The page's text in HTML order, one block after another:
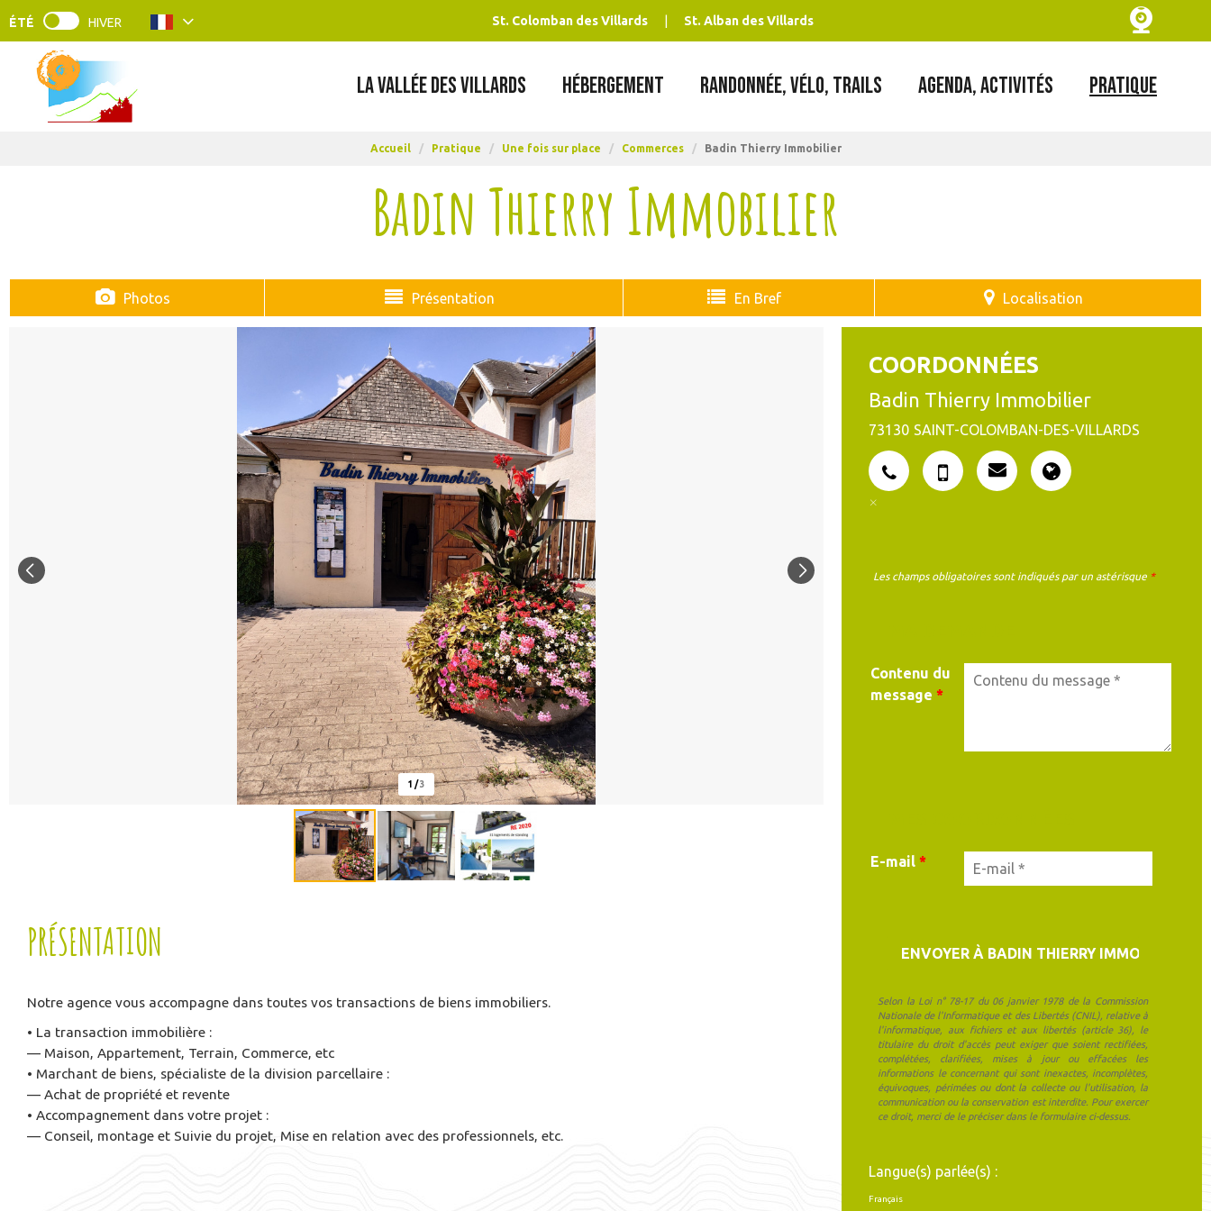
ÉTÉ HIVER St. Colomban des Villards St. Alban des Villards
LA VALLÉE DES VILLARDS HÉBERGEMENT RANDONNÉE, VÉLO, TRAILS AGENDA, ACTIVITÉS PRATIQUE
Accueil / Pratique / Une fois sur place / Commerces / Badin Thierry Immobilier
Badin Thierry Immobilier
Photos Présentation En Bref Localisation
1 /3
PRÉSENTATION
Notre agence vous accompagne dans toutes vos transactions de biens immobiliers.
• La transaction immobilière :
— Maison, Appartement, Terrain, Commerce, etc
• Marchant de biens, spécialiste de la division parcellaire :
— Achat de propriété et revente
• Accompagnement dans votre projet :
— Conseil, montage et Suivie du projet, Mise en relation avec des professionnels, etc.
COORDONNÉES
Badin Thierry Immobilier
73130 SAINT-COLOMBAN-DES-VILLARDS
Les champs obligatoires sont indiqués par un astérisque *
Contenu du
message *
E-mail *
Selon la Loi n° 78-17 du 06 janvier 1978 de la Commission
Nationale de l'Informatique et des Libertés (CNIL), relative à
l'informatique, aux fichiers et aux libertés (article 36), le
titulaire du droit d'accès peut exiger que soient rectifiées,
complétées, clarifiées, mises à jour ou effacées les
informations le concernant qui sont inexactes, incomplètes,
équivoques, périmées ou dont la collecte ou l'utilisation, la
communication ou la conservation est interdite. Pour exercer
ce droit, merci de le préciser dans le formulaire ci-dessus.
Langue(s) parlée(s) :
Français